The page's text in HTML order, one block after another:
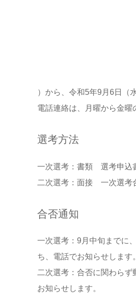
）から、 令和5年9月6 日（
電話連絡は、月曜から金曜
選考方法
一次選考：書類 選考申込
二次選考：面接 一次選考
合否通知
一次選考：9月中旬までに
ち、電話でお知らせします。
二次選考：合否に関わら
お知らせします。